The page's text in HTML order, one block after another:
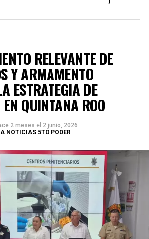
del C5 y el despliegue
permitieron la recuperación de105
con reportes de robo o probables
Además, se realizaron 24 mil 622
a personas y unidades
la vigilancia en zonas estratégicas
RELEVANTE DE
Y ARMAMENTO
ESTRATEGIA DE
QUINTANA ROO
2 meses el 2 junio, 2026
NOTICIAS 5TO PODER